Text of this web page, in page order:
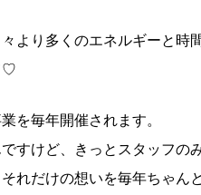
より多くのエネルギーと時
♡
を毎年開催されます。
すけど、きっとスタッフの
れだけの想いを毎年ちゃん